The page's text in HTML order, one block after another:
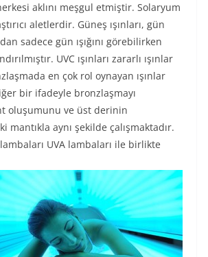
aklını meşgul etmiştir. Solaryum
aletlerdir. Güneş ışınları, gün
sadece gün ışığını görebilirken
UVC ışınları zararlı ışınlar
en çok rol oynayan ışınlar
bir ifadeyle bronzlaşmayı
oluşumunu ve üst derinin
mantıkla aynı şekilde çalışmaktadır.
UVA lambaları ile birlikte